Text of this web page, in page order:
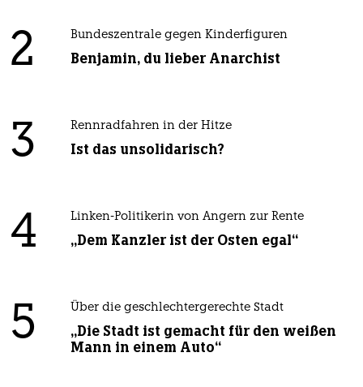
2 Bundeszentrale gegen Kinderfiguren
Benjamin, du lieber Anarchist
3 Rennradfahren in der Hitze
Ist das unsolidarisch?
4 Linken-Politikerin von Angern zur Rente
„Dem Kanzler ist der Osten egal“
5 Über die geschlechtergerechte Stadt
„Die Stadt ist gemacht für den weißen
Mann in einem Auto“